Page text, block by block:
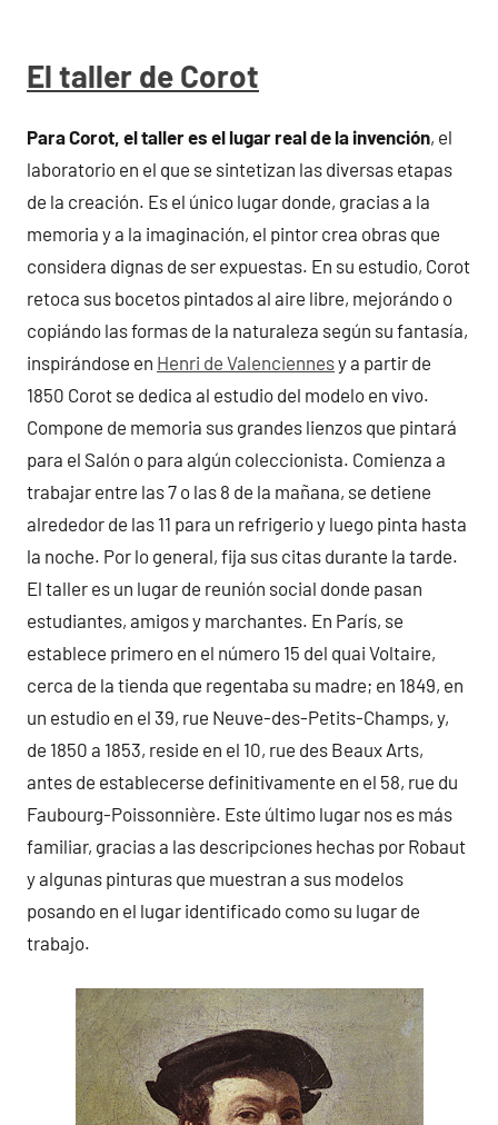
El taller de Corot
Para Corot, el taller es el lugar real de la invención, el
laboratorio en el que se sintetizan las diversas etapas
de la creación. Es el único lugar donde, gracias a la
memoria y a la imaginación, el pintor crea obras que
considera dignas de ser expuestas. En su estudio, Corot
retoca sus bocetos pintados al aire libre, mejorándo o
copiándo las formas de la naturaleza según su fantasía,
inspirándose en Henri de Valenciennesy a partir de
1850 Corot se dedica al estudio del modelo en vivo.
Compone de memoria sus grandes lienzos que pintará
para el Salón o para algún coleccionista. Comienza a
trabajar entre las 7 o las 8 de la mañana, se detiene
alrededor de las 11 para un refrigerio y luego pinta hasta
la noche. Por lo general, fija sus citas durante la tarde.
El taller es un lugar de reunión social donde pasan
estudiantes, amigos y marchantes. En París, se
establece primero en el número 15 del quai Voltaire,
cerca de la tienda que regentaba su madre; en 1849, en
un estudio en el 39, rue Neuve-des-Petits-Champs, y,
de 1850 a 1853, reside en el 10, rue des Beaux Arts,
antes de establecerse definitivamente en el 58, rue du
Faubourg-Poissonnière. Este último lugar nos es más
familiar, gracias a las descripciones hechas por Robaut
y algunas pinturas que muestran a sus modelos
posando en el lugar identificado como su lugar de
trabajo.